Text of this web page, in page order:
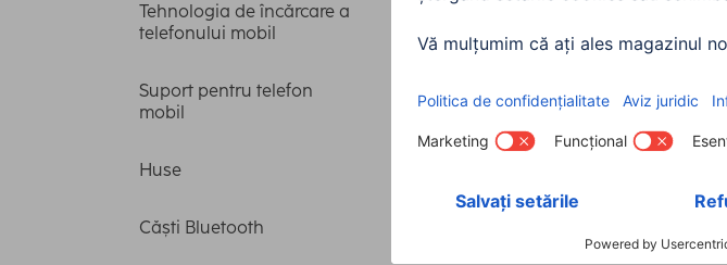
Tehnologia de încărcare a
telefonului mobil
Suport pentru telefon
mobil
Huse
Căști Bluetooth
Capacitate Adecvat
Vizualizare toate
Model compatibil: Mi 10T 5G Ștergeți